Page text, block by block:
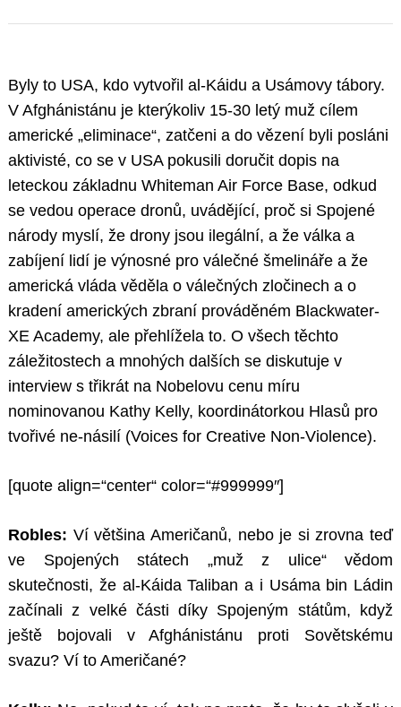
Byly to USA, kdo vytvořil al-Káidu a Usámovy tábory.
V Afghánistánu je kterýkoliv 15-30 letý muž cílem
americké „eliminace“, zatčeni a do vězení byli posláni
aktivisté, co se v USA pokusili doručit dopis na
leteckou základnu Whiteman Air Force Base, odkud
se vedou operace dronů, uvádějící, proč si Spojené
národy myslí, že drony jsou ilegální, a že válka a
zabíjení lidí je výnosné pro válečné šmelináře a že
americká vláda věděla o válečných zločinech a o
kradení amerických zbraní prováděném Blackwater-
XE Academy, ale přehlížela to. O všech těchto
záležitostech a mnohých dalších se diskutuje v
interview s třikrát na Nobelovu cenu míru
nominovanou Kathy Kelly, koordinátorkou Hlasů pro
tvořivé ne-násilí (Voices for Creative Non-Violence).
[quote align=“center“ color=“#999999″]
Robles: Ví většina Američanů, nebo je si zrovna teď
ve Spojených státech „muž z ulice“ vědom
skutečnosti, že al-Káida Taliban a i Usáma bin Ládin
začínali z velké části díky Spojeným státům, když
ještě bojovali v Afghánistánu proti Sovětskému
svazu? Ví to Američané?